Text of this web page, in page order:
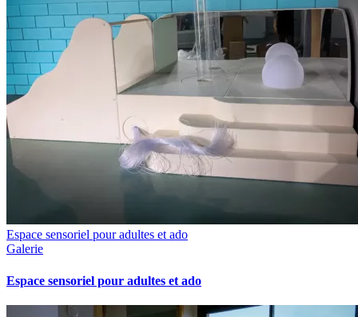
Espace sensoriel pour adultes et ado
Galerie
Espace sensoriel pour adultes et ado